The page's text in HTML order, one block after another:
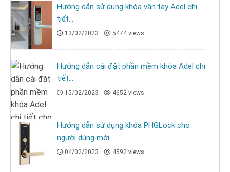
Hướng dẫn sử dụng khóa vân tay Adel chi
tiết...
13/02/2023 5474 views
Hướng dẫn cài đặt phần mềm khóa Adel chi
tiết...
15/02/2023 4652 views
Hướng dẫn sử dụng khóa PHGLock cho
người dùng mới
04/02/2023 4592 views